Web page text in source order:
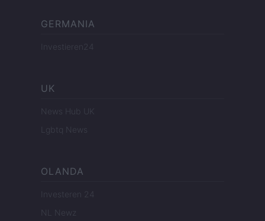
GERMANIA
Investieren24
UK
News Hub UK
Lgbtq News
OLANDA
Investeren 24
NL Newz